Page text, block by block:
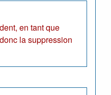
en tant que
la suppression